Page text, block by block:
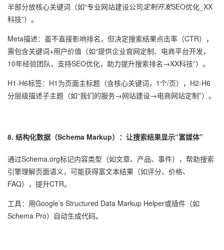
半部分放核心关键词（如“专业网站建设公司定制开发SEO优化_XX
科技”）。
Meta描述：虽不直接影响排名，但决定搜索结果点击率（CTR），
需包含关键词+用户价值（如“提供企业官网定制、电商平台开发，
10年经验团队，支持SEO优化，助力提升搜索排名→XX科技”）。
H1-H6标签：H1为页面主标题（含核心关键词，1个/页），H2-H6
分层级描述子主题（如“我们的服务→网站建设→电商网站定制”）。
8. 结构化数据（Schema Markup）：让搜索结果显示“富媒体”
通过Schema.org标记内容类型（如文章、产品、事件），帮助搜索
引擎理解页面语义，可能获得富文本结果（如评分、价格、
FAQ），提升CTR。
工具：用Google’s Structured Data Markup Helper或插件（如
Schema Pro）自动生成代码。